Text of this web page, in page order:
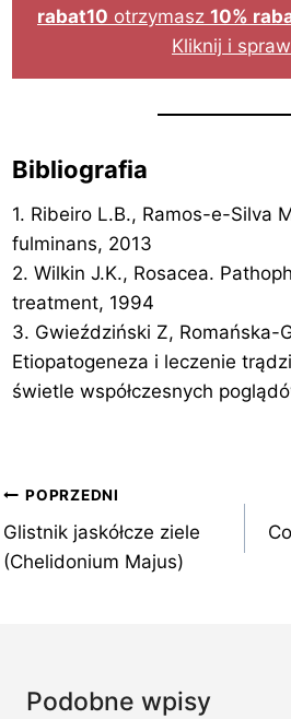
rabat10 otrzymasz 10%
Kliknij i
Bibliografia
1. Ribeiro L.B., Ramos-e-Silva
fulminans, 2013
2. Wilkin J.K., Rosacea.
treatment, 1994
3. Gwieździński Z, Romańska-
Etiopatogeneza i leczenie
świetle współczesnych
Nawigacja
wpisu
POPRZEDNI
Glistnik jaskółcze ziele
(Chelidonium Majus)
Podobne wpisy